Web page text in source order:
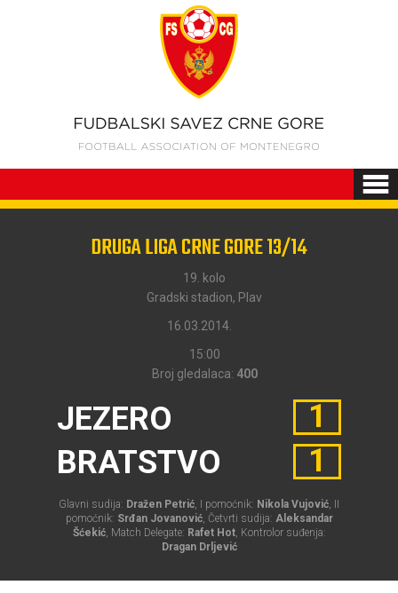
DRUGA LIGA CRNE GORE 13/14
19. kolo
Gradski stadion, Plav
16.03.2014.
15:00
Broj gledalaca: 400
JEZERO
BRATSTVO
1
1
Glavni sudija: Dražen Petrić, I pomoćnik: Nikola Vujović, II
pomoćnik: Srđan Jovanović, Četvrti sudija: Aleksandar
Šćekić, Match Delegate: Rafet Hot, Kontrolor suđenja:
Dragan Drljević